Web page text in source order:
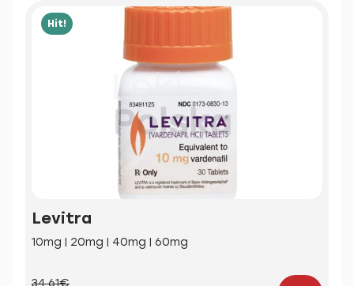
Hit!
Levitra
10mg | 20mg | 40mg | 60mg
34.61€